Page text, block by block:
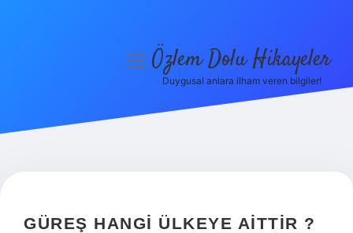
Hakkımızda
menüyüÖzlem Dolu Hikayeler
Duygusal anlara ilham veren bilgiler!
GÜREŞ HANGI ÜLKEYE AITTIR ?